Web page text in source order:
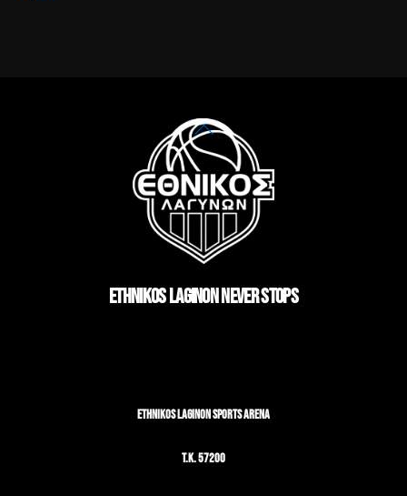
Back
To
Top
ETHNIKOS LAGINON NEVER STOPS
ETHNIKOS LAGINON SPORTS ARENA
T.K. 57200